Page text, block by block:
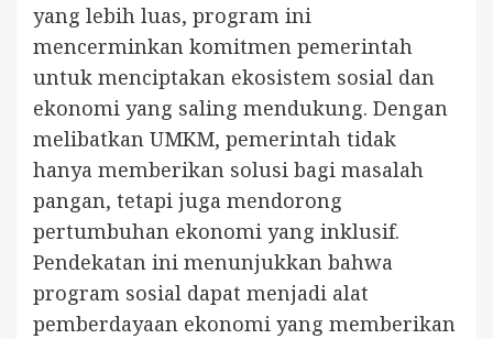
yang lebih luas, program ini
mencerminkan komitmen pemerintah
untuk menciptakan ekosistem sosial dan
ekonomi yang saling mendukung. Dengan
melibatkan UMKM, pemerintah tidak
hanya memberikan solusi bagi masalah
pangan, tetapi juga mendorong
pertumbuhan ekonomi yang inklusif.
Pendekatan ini menunjukkan bahwa
program sosial dapat menjadi alat
pemberdayaan ekonomi yang memberikan